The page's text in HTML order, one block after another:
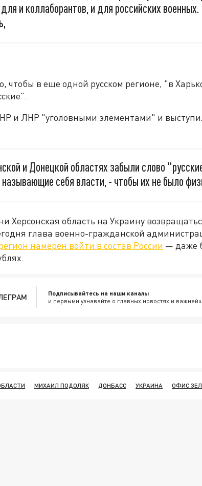
и коллаборантов, и для российских военных.
чтобы в еще одной русском регионе, "в
и ЛНР "уголовными элементами" и
и Донецкой областях забыли слово
себя власти, - чтобы их не было
Херсонская область на Украину
глава военно-гражданской
намерен войти в состав России — даже
Подписывайтесь на наши каналы
и первыми узнавайте о главных новостях и
МИХАИЛ ПОДОЛЯК ДОНБАСС УКРАИНА ОФИС